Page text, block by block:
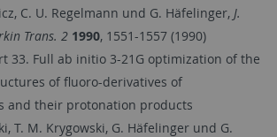
C. U. Regelmann und G. Häfelinger, J.
Trans. 2 1990, 1551-1557 (1990)
33. Full ab initio 3-21G optimization of the
of fluoro-derivatives of
and their protonation products
T. M. Krygowski, G. Häfelinger und G.